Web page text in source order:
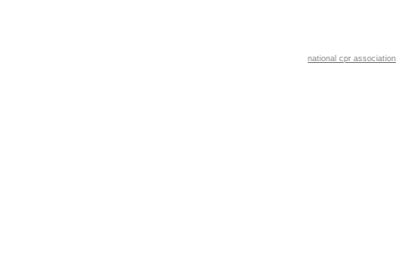
national cpr association